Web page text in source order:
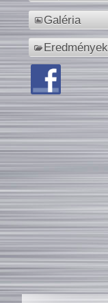
Galéria
Eredmények